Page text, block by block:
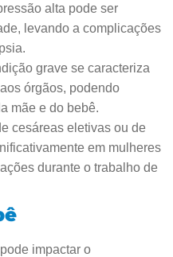
alta pode ser
levando a complicações
grave se caracteriza
órgãos, podendo
mãe e do bebê.
cesáreas eletivas ou de
em mulheres
durante o trabalho de
impactar o